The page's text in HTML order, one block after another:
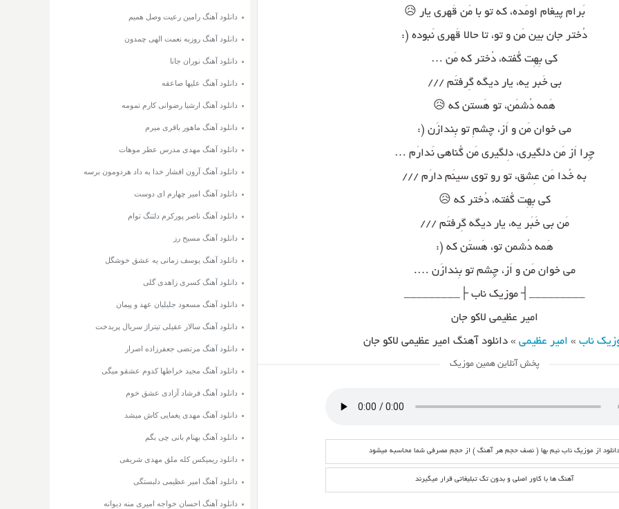
بَرام پیغام اومَده، که تو با مَن قَهرى یار 😥
دُختر جان بین مَن و تو، تا حالا قَهرى نَبوده (:
کی بِهِت گُفته، دُختر که مَن …
بی خَبر یه، یار دیگه گِرفتَم ///
هَمه دُشمَن، تو هَستن که 😥
می خوان مَن و اَز، چشمِ تو بِندازَن (:
چِرا اَز مَن دلگیری، دِلگیری مَن گُناهی نَدارَم …
به خُدا مَن عِشق، تو رو توی سینَم دارَم ///
کی بِهِت گُفته، دُختر که 😥
مَن بی خَبَر یه، یار دیگه گِرفتَم ///
هَمه دُشمن تو، هَستَن که (:
می خوان مَن و اَز، چِشم تو بِندازَن ….
_________┤ موزیک ناب ├_________
امیر عظیمی لاکو جان
ناب » امیر عظیمی »دانلود آهنگ امیر عظیمی لاکو جان
پخش آنلاین همین موزیک
دانلود از موزیک ناب نیم بها ( نصف حجم هر آهنگ ) از حجم مصرفی شما محاسبه میشود
آهنگ ها با کاور اصلی و بدون تگ تبلیغاتی قرار میگیرند
دانلود آهنگ رامین رعیت وصل همیم
دانلود آهنگ روزبه نعمت الهی چمدون
دانلود آهنگ نوران جانا
دانلود آهنگ علیها صاعقه
دانلود آهنگ ارشیا رضوانی کارم تمومه
دانلود آهنگ ماهور باقری میرم
دانلود آهنگ مهدی مدرس عطر موهات
دانلود آهنگ آرون افشار خدا به داد هردومون برسه
دانلود آهنگ امیر چهارم ای دوست
دانلود آهنگ ناصر پورکرم دلتنگ توام
دانلود آهنگ مسیح رز
دانلود آهنگ یوسف زمانی یه عشق خوشگل
دانلود آهنگ کسری زاهدی گلی
دانلود آهنگ مسعود جلیلیان عهد و پیمان
دانلود آهنگ سالار عقیلی تیتراژ سریال پریدخت
دانلود آهنگ مرتضی جعفرزاده اصرار
دانلود آهنگ مجید خراطها کدوم عشقو میگی
دانلود آهنگ فرشاد آزادی عشق خوم
دانلود آهنگ مهدی یغمایی کاش میشد
دانلود آهنگ بهنام بانی چی بگم
دانلود ریمیکس کله ملق مهدی شریفی
دانلود آهنگ امیر عظیمی دلبستگی
دانلود آهنگ احسان خواجه امیری منه دیوانه